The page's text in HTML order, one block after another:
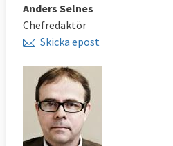
Anders Selnes
Chefredaktör
Skicka epost